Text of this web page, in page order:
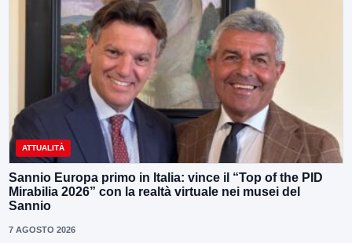
ATTUALITÀ
Sannio Europa primo in Italia: vince il “Top of the PID
Mirabilia 2026” con la realtà virtuale nei musei del
Sannio
7 AGOSTO 2026